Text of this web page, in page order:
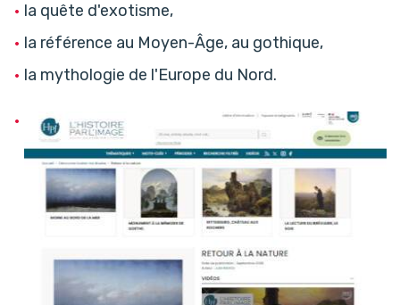
la quête d'exotisme,
la référence au Moyen-Âge, au gothique,
la mythologie de l'Europe du Nord.